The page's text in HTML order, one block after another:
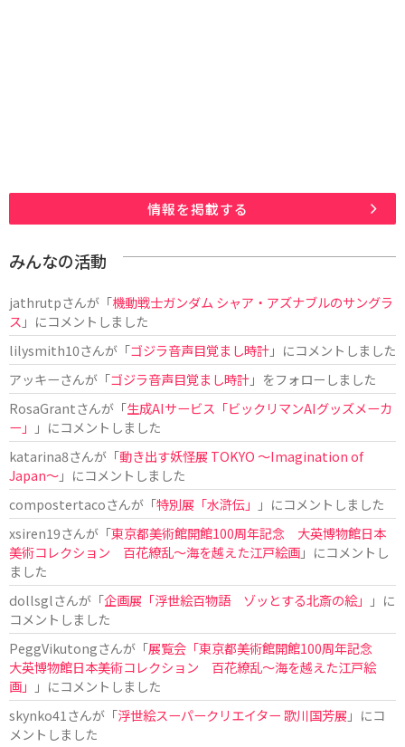
情報を掲載する
みんなの活動
jathrutpさんが「機動戦士ガンダム シャア・アズナブルのサングラ
ス 」にコメントしました
lilysmith10さんが「ゴジラ音声目覚まし時計」にコメントしました
アッキーさんが「ゴジラ音声目覚まし時計」をフォローしました
RosaGrantさんが「生成AIサービス「ビックリマンAIグッズメーカ
ー」
」にコメントしました
katarina8さんが「動き出す妖怪展 TOKYO 〜Imagination of
Japan〜」にコメントしました
compostertacoさんが「特別展「水滸伝」
」にコメントしました
xsiren19さんが「東京都美術館開館100周年記念 大英博物館日本
美術コレクション 百花繚乱～海を越えた江戸絵画」にコメントし
ました
dollsglさんが「企画展「浮世絵百物語 ゾッとする北斎の絵」
」に
コメントしました
PeggVikutongさんが「展覧会「東京都美術館開館100周年記念
大英博物館日本美術コレクション 百花繚乱〜海を越えた江戸絵
画」
」にコメントしました
skynko41 さんが「浮世絵スーパークリエイター 歌川国芳展 」にコ
メントしました